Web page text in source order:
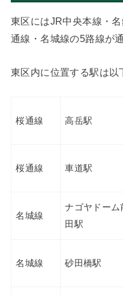
東区にはJR中央本線・
通線・名城線の5路線が
東区内に位置する駅は以
桜通線 高岳駅
桜通線 車道駅
名城線
ナゴヤドーム
田駅
名城線 砂田橋駅